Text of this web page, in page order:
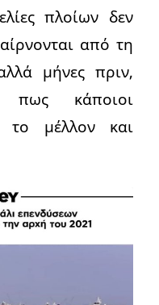
πλοίων δεν
από τη
μήνες πριν,
πως κάποιοι
το μέλλον και